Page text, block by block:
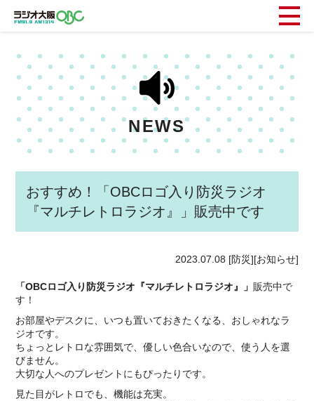
NEWS
おすすめ！「OBCロゴ入り防災ラジオ
『マルチレトロラジオ』」販売中です
2023.07.08 [防災][お知らせ]
「OBCロゴ入り防災ラジオ『マルチレトロラジオ』」 販売中で
す！
お部屋やデスクに、いつも置いておきたくなる、おしゃれなラ
ジオです。
ちょっとレトロな雰囲気で、優しい色合いなので、使う人を選
びません。
大切な人へのプレゼントにもぴったりです。
見た目がレトロでも、機能は充実。